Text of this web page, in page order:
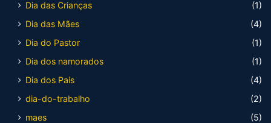
Dia das Crianças
(1)
Dia das Mães
(4)
Dia do Pastor
(1)
Dia dos namorados
(1)
Dia dos Pais
(4)
dia-do-trabalho
(2)
maes
(5)